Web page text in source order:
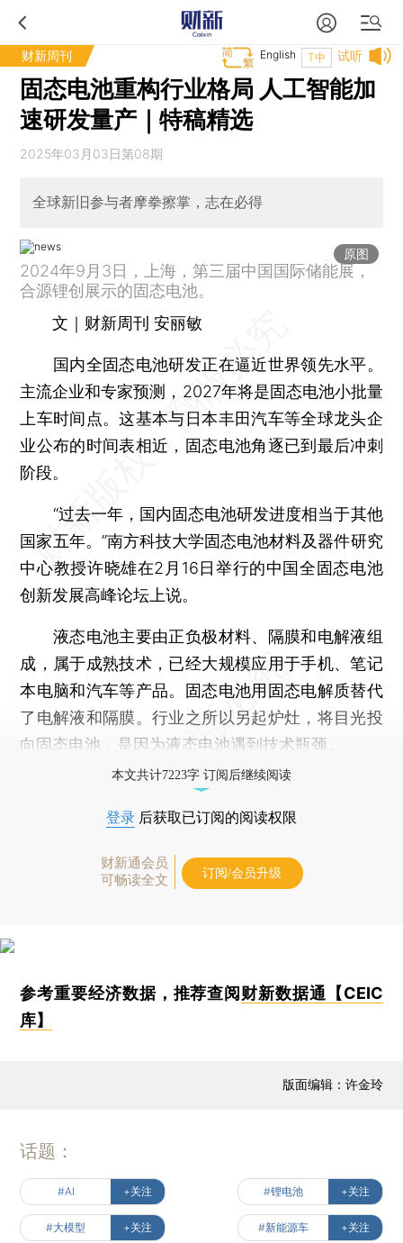
财新周刊 试听
T中
English
固态电池重构行业格局 人工智能加
速研发量产｜特稿精选
2025年03月03日第08期
全球新旧参与者摩拳擦掌，志在必得
原图
2024年9月3日，上海，第三届中国国际储能展，
合源锂创展示的固态电池。
文｜财新周刊 安丽敏
国内全固态电池研发正在逼近世界领先水平。
主流企业和专家预测，2027年将是固态电池小批量
上车时间点。这基本与日本丰田汽车等全球龙头企
业公布的时间表相近，固态电池角逐已到最后冲刺
阶段。
“过去一年，国内固态电池研发进度相当于其他
国家五年。”南方科技大学固态电池材料及器件研究
中心教授许晓雄在2月16日举行的中国全固态电池
创新发展高峰论坛上说。
液态电池主要由正负极材料、隔膜和电解液组
成，属于成熟技术，已经大规模应用于手机、笔记
本电脑和汽车等产品。固态电池用固态电解质替代
了电解液和隔膜。行业之所以另起炉灶，将目光投
向固态电池，是因为液态电池遇到技术瓶颈。
本文共计7223字 订阅后继续阅读
登录 后获取已订阅的阅读权限
财新通会员
可畅读全文
订阅/会员升级
参考重要经济数据，推荐查阅 财新数据通【CEIC
库】
版面编辑：许金玲
话题：
#AI +关注 #锂电池 +关注
#大模型 +关注 #新能源车 +关注